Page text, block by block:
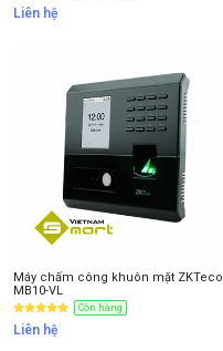
Liên hệ
Máy chấm công khuôn mặt ZKTeco
MB10-VL
Còn hàng
Liên hệ